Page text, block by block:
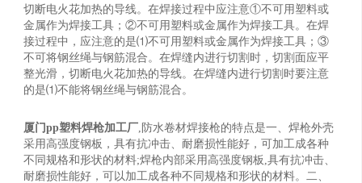
切断电火花加热的导线。在焊接过程中应注意①不可用塑料或
金属作为焊接工具；②不可用塑料或金属作为焊接工具。在焊
接过程中，应注意的是⑴不可用塑料或金属作为焊接工具；③
不可将钢丝绳与钢筋混合。在焊缝内进行切割时，切割面应平
整光滑，切断电火花加热的导线。在焊缝内进行切割时要注意
的是⑴不能将钢丝绳与钢筋混合。
厦门pp塑料焊枪加工厂,防水卷材焊接枪的特点是一、焊枪外壳
采用高强度钢板，具有抗冲击、耐磨损性能好，可加工成各种
不同规格和形状的材料;焊枪内部采用高强度钢板,具有抗冲击、
耐磨损性能好，可以加工成各种不同规格和形状的材料。二、